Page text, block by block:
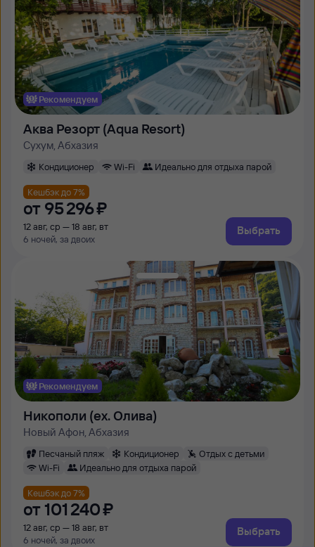
Рекомендуем
Аква Резорт (Aqua Resort)
Сухум, Абхазия
Кондиционер Wi-Fi Идеально для отдыха парой
Кешбэк до 7%
от 95 ⁠296 ⁠₽
12 авг, ср — 18 авг, вт
6 ночей, за двоих
Выбрать
Рекомендуем
Никополи (ex. Олива)
Новый Афон, Абхазия
Песчаный пляж Кондиционер
Отдых с детьми
Wi-Fi
Идеально для отдыха парой
Кешбэк до 7%
от 101 ⁠240 ⁠₽
12 авг, ср — 18 авг, вт
6 ночей, за двоих
Выбрать